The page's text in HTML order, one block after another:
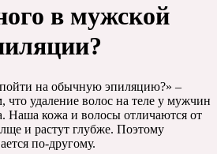
в мужской
на обычную эпиляцию?» –
что удаление волос на теле у мужчин
Наша кожа и волосы отличаются от
и растут глубже. Поэтому
по-другому.